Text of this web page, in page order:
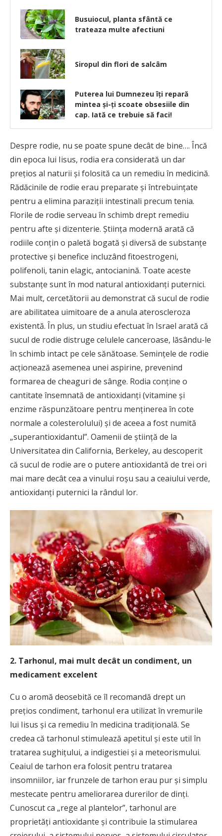
Busuiocul, planta sfântă ce
trateaza multe afectiuni
Siropul din flori de salcâm
Puterea lui Dumnezeu îţi repară
mintea şi-ţi scoate obsesiile din
cap. Iată ce trebuie să faci!
Despre rodie, nu se poate spune decât de bine…. Încă
din epoca lui Iisus, rodia era considerată un dar
preţios al naturii şi folosită ca un remediu în medicină.
Rădăcinile de rodie erau preparate şi întrebuinţate
pentru a elimina paraziţii intestinali precum tenia.
Florile de rodie serveau în schimb drept remediu
pentru afte şi dizenterie. Ştiinţa modernă arată că
rodiile conţin o paletă bogată şi diversă de substanţe
protective şi benefice incluzând fitoestrogeni,
polifenoli, tanin elagic, antocianină. Toate aceste
substanţe sunt în mod natural antioxidanţi puternici.
Mai mult, cercetătorii au demonstrat că sucul de rodie
are abilitatea uimitoare de a anula ateroscleroza
existentă. În plus, un studiu efectuat în Israel arată că
sucul de rodie distruge celulele canceroase, lăsându-le
în schimb intact pe cele sănătoase. Seminţele de rodie
acţionează asemenea unei aspirine, prevenind
formarea de cheaguri de sânge. Rodia conţine o
cantitate însemnată de antioxidanţi (vitamine şi
enzime răspunzătoare pentru menţinerea în cote
normale a colesterolului) şi de aceea a fost numită
„superantioxidantul”. Oamenii de ştiinţă de la
Universitatea din California, Berkeley, au descoperit
că sucul de rodie are o putere antioxidantă de trei ori
mai mare decât cea a vinului roşu sau a ceaiului verde,
antioxidanţi puternici la rândul lor.
2. Tarhonul, mai mult decât un condiment, un
medicament excelent
Cu o aromă deosebită ce îl recomandă drept un
preţios condiment, tarhonul era utilizat în vremurile
lui Iisus şi ca remediu în medicina tradiţională. Se
credea că tarhonul stimulează apetitul şi este util în
tratarea sughiţului, a indigestiei şi a meteorismului.
Ceaiul de tarhon era folosit pentru tratarea
insomniilor, iar frunzele de tarhon erau pur şi simplu
mestecate pentru ameliorarea durerilor de dinţi.
Cunoscut ca „rege al plantelor”, tarhonul are
proprietăţi antioxidante şi contribuie la stimularea